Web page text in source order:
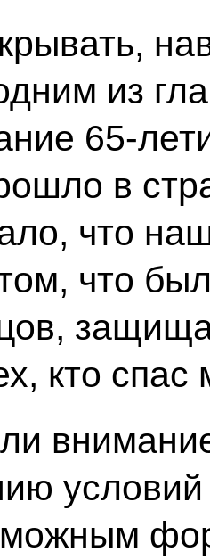
из
65-
в
что
что
кто
условий